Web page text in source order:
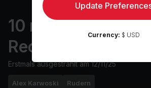
10 min Form &
Recovery
Erstmals ausgestrahlt am12/11/25
Alex Karwoski Rudern
Update
Currency: $ USD